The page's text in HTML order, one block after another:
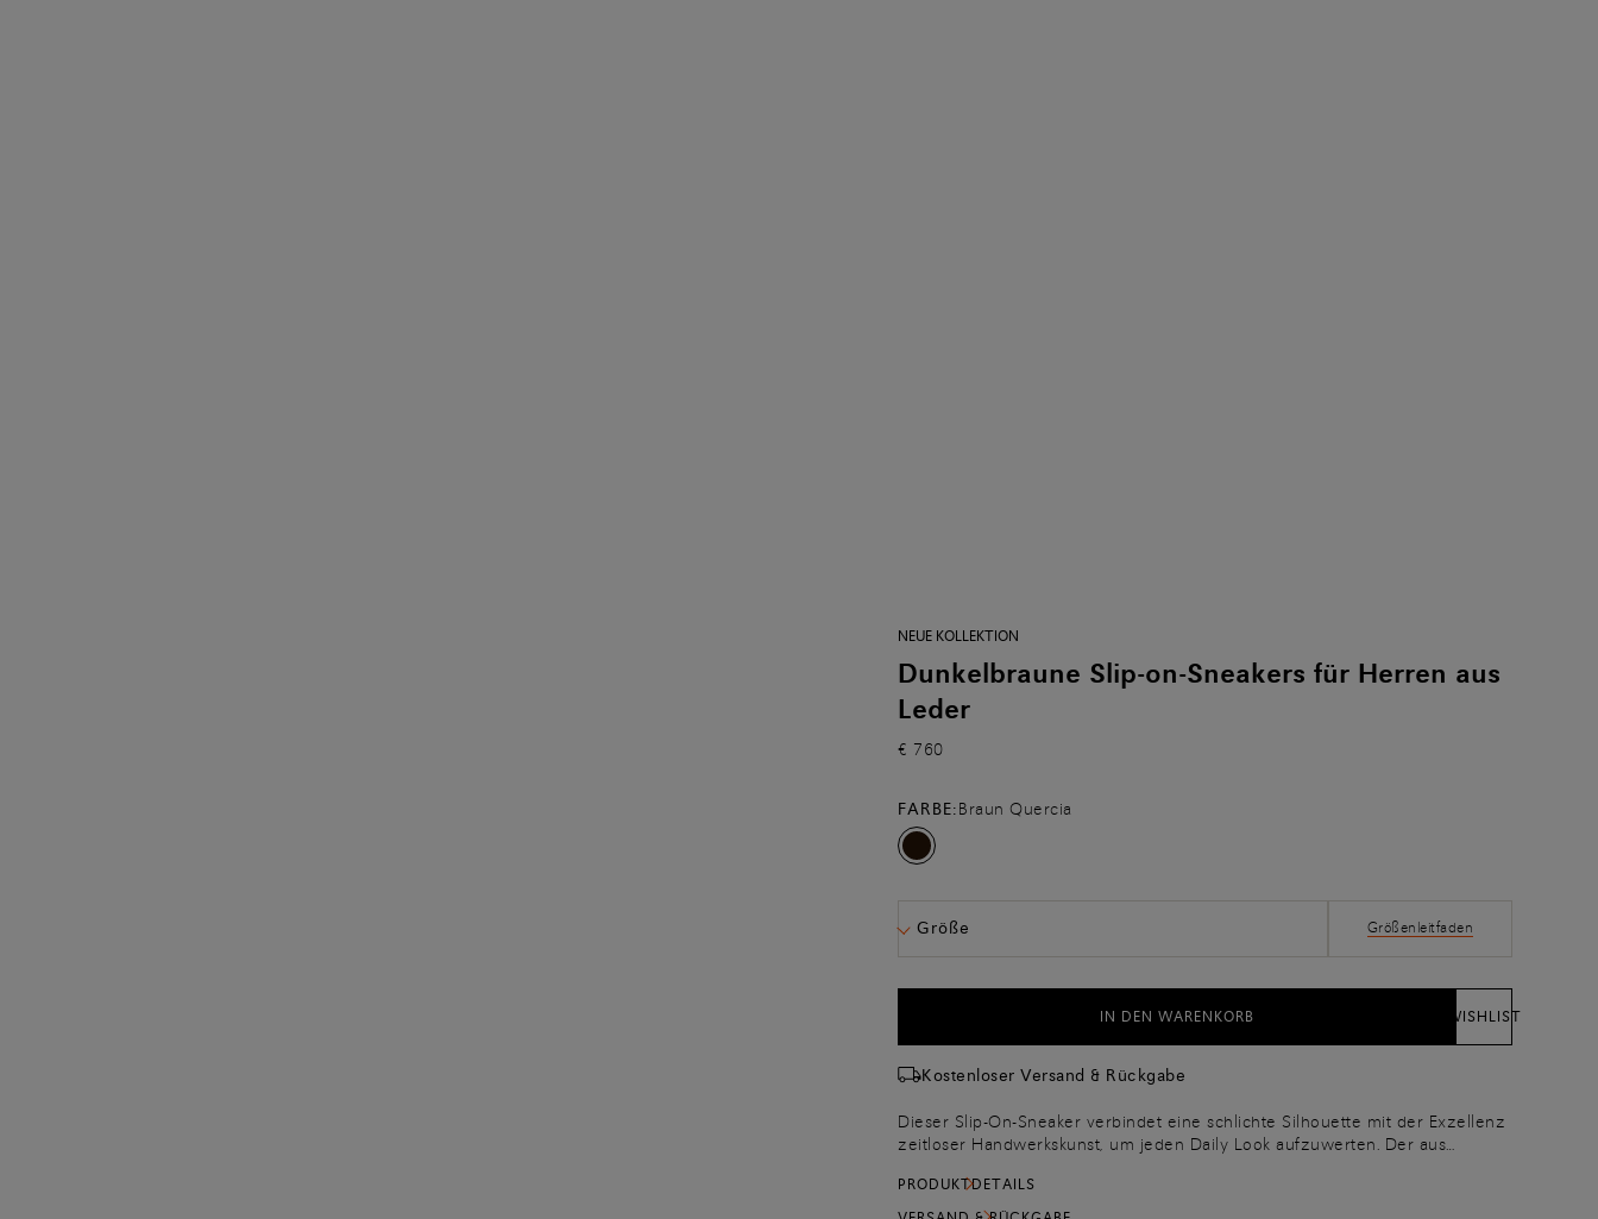
NEUE KOLLEKTION
Dunkelbraune Slip-on-Sneakers für Herren aus
Leder
€ 760
FARBE:Braun Quercia
Größe Größenleitfaden
IN DEN WARENKORB WISHLIST
Kostenloser Versand & Rückgabe
Dieser Slip-On-Sneaker verbindet eine schlichte Silhouette mit der Exzellenz
zeitloser Handwerkskunst, um jeden Daily Look aufzuwerten. Der aus
handgefertigte „Velatura“ auf, die der Farbe Tiefe und eine schöne
Nuancierung verleiht und die handwerkliche Ästhetik unterstreicht. Der
PRODUKTDETAILS